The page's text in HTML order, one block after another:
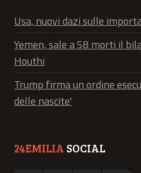
Usa, nuovi dazi sulle
Yemen, sale a 58 morti il
Houthi
Trump firma un ordine
delle nascite'
24EMILIA SOCIAL